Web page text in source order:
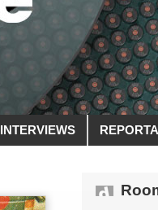
INTERVIEWS